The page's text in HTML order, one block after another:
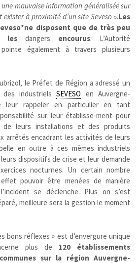
une mauvaise information généralisée sur
à proximité d’un site Seveso ».Les
disposent que de très peu
les dangers encourus. L’Autorité
également à travers plusieurs
le Préfet de Région a adressé un
des industrielsSEVESO en Auvergne-
leur rappeler en particulier en tant
sur leur établisse-ment pour
leurs installations et des produits
arrêtés encadrant les activités de leurs
en outre à ces mêmes industriels
dispositifs de crise et leur demande
nocturnes. Un certain nombre
pouvoir être menées de manière
se déclenche. Plus on s’est
meilleure sera la gestion le moment
bons réflexes » est d’envergure unique
plus de 120 établissements
sur la région Auvergne-